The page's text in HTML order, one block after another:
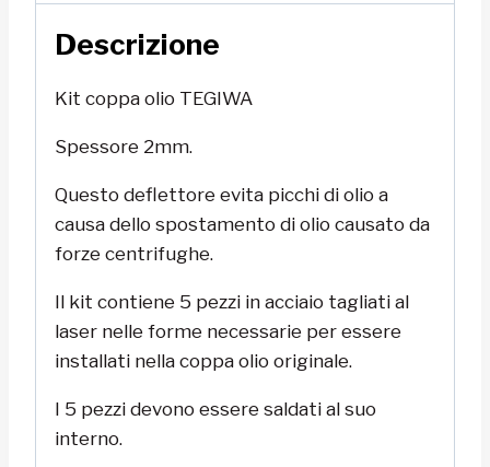
Descrizione
Kit coppa olio TEGIWA
Spessore 2mm.
Questo deflettore evita picchi di olio a
causa dello spostamento di olio causato da
forze centrifughe.
Il kit contiene 5 pezzi in acciaio tagliati al
laser nelle forme necessarie per essere
installati nella coppa olio originale.
I 5 pezzi devono essere saldati al suo
interno.